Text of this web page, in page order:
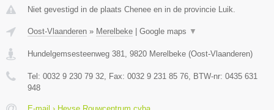
Niet gevestigd in de plaats Chenee en in de provincie Luik.
Oost-Vlaanderen » Merelbeke | Google maps ▼
Hundelgemsesteenweg 381 9820 Merelbeke (Oost-Vlaanderen)
Tel: 0032 9 230 79 32 , Fax: 0032 9 231 85 76 , BTW-nr: 0435 631
948